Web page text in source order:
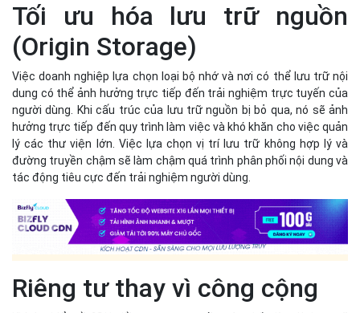
Tối ưu hóa lưu trữ nguồn
(Origin Storage)
Việc doanh nghiệp lựa chọn loại bộ nhớ và nơi có thể lưu trữ nội
dung có thể ảnh hưởng trực tiếp đến trải nghiệm trực tuyến của
người dùng. Khi cấu trúc của lưu trữ nguồn bị bỏ qua, nó sẽ ảnh
hưởng trực tiếp đến quy trình làm việc và khó khăn cho việc quản
lý các thư viện lớn. Việc lựa chọn vị trí lưu trữ không hợp lý và
đường truyền chậm sẽ làm chậm quá trình phân phối nội dung và
tác động tiêu cực đến trải nghiệm người dùng.
Riêng tư thay vì công cộng